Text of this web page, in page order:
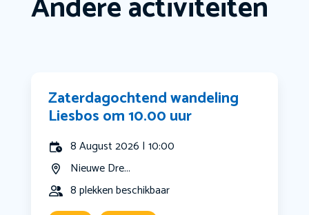
Zaterdagochtend wandeling
Liesbos om 10.00 uur
8 August 2026 | 10:00
Nieuwe Dre...
8 plekken beschikbaar